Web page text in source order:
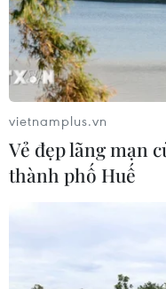
Hiện trường
nổ trên sông Sài
người thiệt mạng
08/08/2026 09:03
Khởi tố 19 đối
vietnamplus.vn
Vẻ đẹp lãng mạn
thành phố Huế